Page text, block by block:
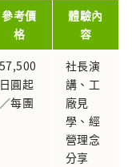
參考價
格
體驗內
容
57,500
日圓起
／每團
社長演
講、工
廠見
學、經
營理念
分享